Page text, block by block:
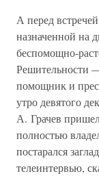
А перед
назначенной на
беспомощно-
Решительности
помощник и
утро девятого
А. Грачев
полностью
постарался
телеинтервью,